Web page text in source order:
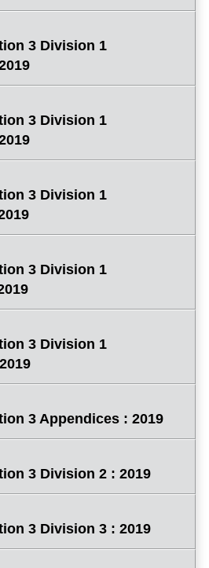
3 Division 1
3 Division 1
3 Division 1
3 Division 1
3 Division 1
3 Appendices : 2019
3 Division 2 : 2019
3 Division 3 : 2019